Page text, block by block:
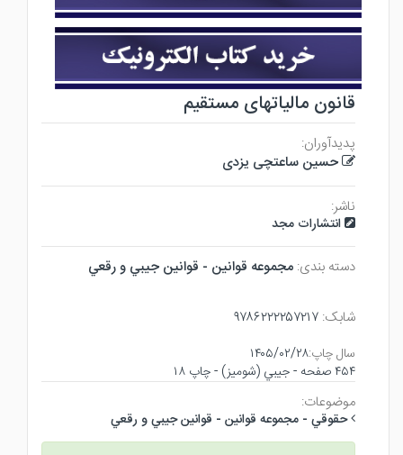
قانون مالیاتهای مستقیم
پدیدآوران:
حسین ساعتچی یزدی
ناشر:
انتشارات مجد
دسته بندی: مجموعه قوانين - قوانين جيبي و رقعي
شابک: ۹۷۸۶۲۲۲۲۵۷۲۱۷
سال چاپ:۱۴۰۵/۰۲/۲۸
۴۵۴ صفحه - جيبي (شوميز) - چاپ ۱۸
موضوعات:
حقوقي - مجموعه قوانين - قوانين جيبي و رقعي